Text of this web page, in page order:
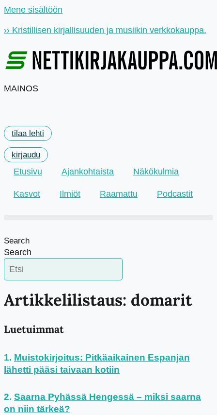
Mene sisältöön
›› Kristillisen kirjallisuuden ja musiikin verkkokauppa.
MAINOS
tilaa lehti
kirjaudu
Etusivu Ajankohtaista Näkökulmia
Kasvot Ilmiöt Raamattu Podcastit
Search
Search
Artikkelilistaus: domarit
Luetuimmat
Muistokirjoitus: Pitkäaikainen Espanjan
lähetti pääsi taivaan kotiin
Saarna Pyhässä Hengessä – miksi saarna
on niin tärkeä?